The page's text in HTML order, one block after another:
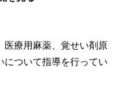
医療用麻薬、覚せい剤原
について指導を行ってい